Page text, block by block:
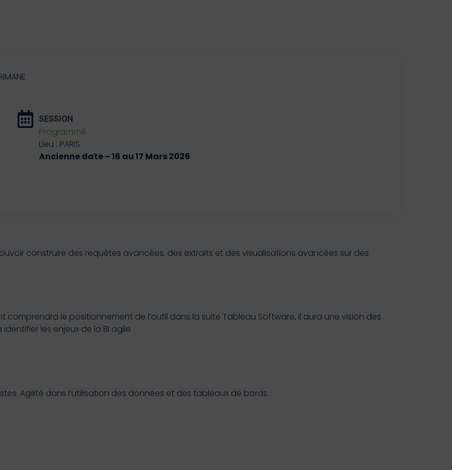
SESSION
Programmé
Lieu : PARIS
Ancienne date – 16 au 17 Mars 2026
construire des requêtes avancées, des extraits et des visualisations avancées sur des
le positionnement de l’outil dans la suite Tableau Software, il aura une vision des
les enjeux de la BI agile
Agilité dans l’utilisation des données et des tableaux de bords.